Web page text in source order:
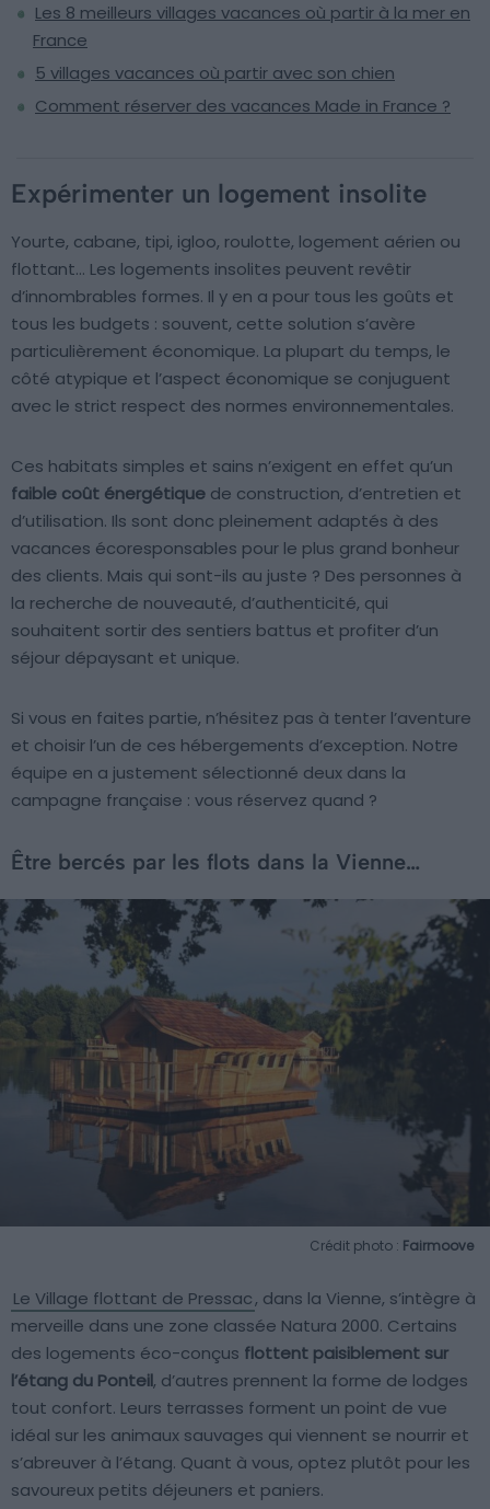
Les 8 meilleurs villages vacances où partir à la mer en
France
5 villages vacances où partir avec son chien
Comment réserver des vacances Made in France ?
Expérimenter un logement insolite
Yourte, cabane, tipi, igloo, roulotte, logement aérien ou
flottant… Les logements insolites peuvent revêtir
d’innombrables formes. Il y en a pour tous les goûts et
tous les budgets : souvent, cette solution s’avère
particulièrement économique. La plupart du temps, le
côté atypique et l’aspect économique se conjuguent
avec le strict respect des normes environnementales.
Ces habitats simples et sains n’exigent en effet qu’un
faible coût énergétique de construction, d’entretien et
d’utilisation. Ils sont donc pleinement adaptés à des
vacances écoresponsables pour le plus grand bonheur
des clients. Mais qui sont-ils au juste ? Des personnes à
la recherche de nouveauté, d’authenticité, qui
souhaitent sortir des sentiers battus et profiter d’un
séjour dépaysant et unique.
Si vous en faites partie, n’hésitez pas à tenter l’aventure
et choisir l’un de ces hébergements d’exception. Notre
équipe en a justement sélectionné deux dans la
campagne française : vous réservez quand ?
Être bercés par les flots dans la Vienne…
Crédit photo : Fairmoove
Le Village flottant de Pressac, dans la Vienne, s’intègre à
merveille dans une zone classée Natura 2000. Certains
des logements éco-conçus flottent paisiblement sur
l’étang du Ponteil, d’autres prennent la forme de lodges
tout confort. Leurs terrasses forment un point de vue
idéal sur les animaux sauvages qui viennent se nourrir et
s’abreuver à l’étang. Quant à vous, optez plutôt pour les
savoureux petits déjeuners et paniers.